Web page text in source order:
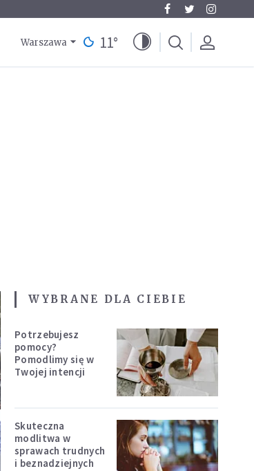
Warszawa 11°
WYBRANE DLA CIEBIE
Potrzebujesz
pomocy?
Pomodlimy się w
Twojej intencji
Skuteczna
modlitwa w
sprawach trudnych
i beznadziejnych